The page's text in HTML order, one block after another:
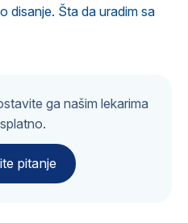
disanje. Šta da uradim sa
ga našim lekarima
pitanje